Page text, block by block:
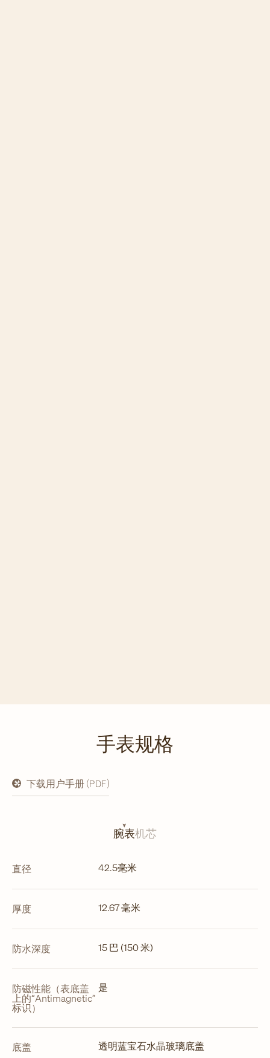
手表规格
下载用户手册 (PDF)
在
新
腕表机芯
直径 42.5毫米
厚度 12.67 毫米
防水深度 15 巴 (150 米)
防磁性能（表底盖
上的“Antimagnetic”
标识）
是
底盖 透明蓝宝石水晶玻璃底盖